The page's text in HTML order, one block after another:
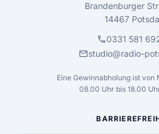
Brandenburger
14467
call0331 581
mailstudio@radio-
Eine Gewinnabholung ist von
08.00 Uhr bis 18.00